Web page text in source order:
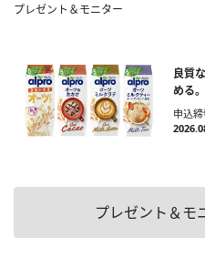
プレゼント＆モニター
良質
める
申込
プレゼント＆モ